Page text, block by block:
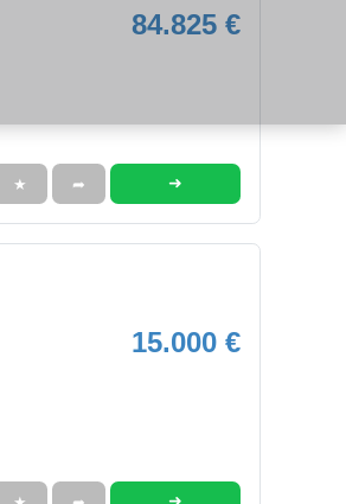
84.825 €
★ ➦ ➜
15.000 €